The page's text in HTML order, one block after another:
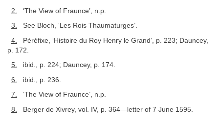
2. ‘The View of Fraunce’, n.p.
3. See Bloch, ‘Les Rois Thaumaturges’.
4.
Péréfixe, ‘Histoire du Roy Henry le Grand’, p. 223; Dauncey,
p. 172.
5. ibid., p. 224; Dauncey, p. 174.
6. ibid., p. 236.
7. ‘The View of Fraunce’, n.p.
8. Berger de Xivrey, vol. IV, p. 364—letter of 7 June 1595.